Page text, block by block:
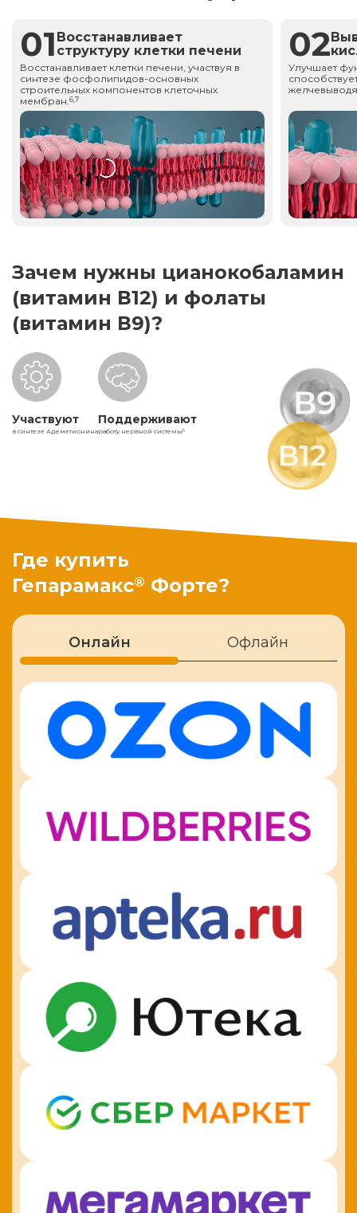
01 Восстанавливает
структуру клетки печени
Восстанавливает клетки печени, участвуя в
синтезе фосфолипидов-основных
строительных компонентов клеточных
мембран.6,7
02
Улучшает
Зачем нужны цианокобаламин
(витамин В12) и фолаты
(витамин В9)?
Участвуют
в синтезе Адеметионина
Поддерживают
работу нервной системы5
Где купить
Гепарамакс® Форте?
Онлайн Офлайн